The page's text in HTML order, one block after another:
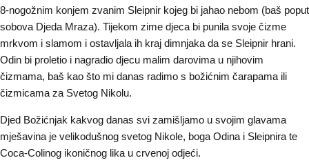
8-nogožnim konjem zvanim Sleipnir kojeg bi jahao nebom (baš poput
sobova Djeda Mraza). Tijekom zime djeca bi punila svoje čizme
mrkvom i slamom i ostavljala ih kraj dimnjaka da se Sleipnir hrani.
Odin bi proletio i nagradio djecu malim darovima u njihovim
čizmama, baš kao što mi danas radimo s božićnim čarapama ili
čizmicama za Svetog Nikolu.
Djed Božićnjak kakvog danas svi zamišljamo u svojim glavama
mješavina je velikodušnog svetog Nikole, boga Odina i Sleipnira te
Coca-Colinog ikoničnog lika u crvenoj odjeći.